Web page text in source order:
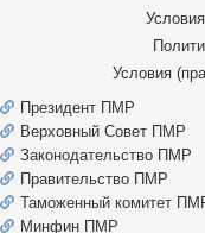
Условия
Президент ПМР
Верховный Совет ПМР
Законодательство ПМР
Правительство ПМР
Таможенный комитет
Минфин ПМР